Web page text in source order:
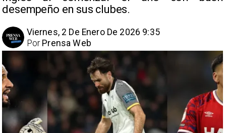
desempeño en sus clubes.
Viernes, 2 De Enero De 2026 9:35
Prensa Web
Por